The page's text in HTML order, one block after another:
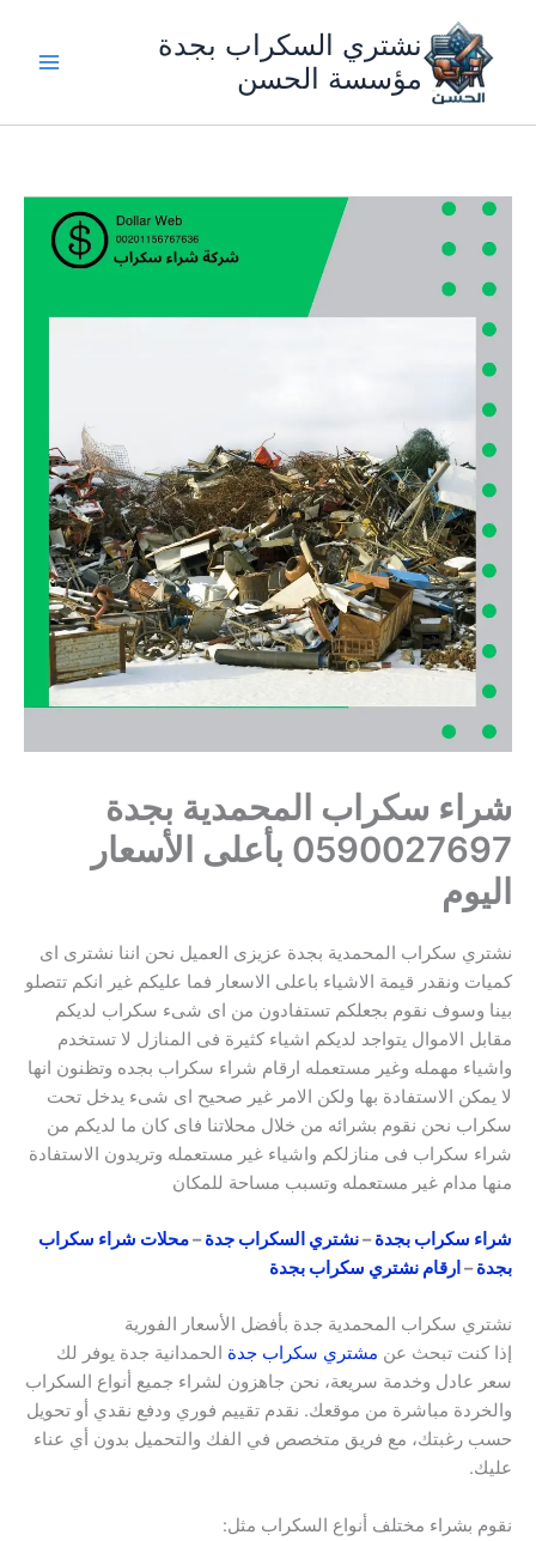
المحتوى
نشتري السكراب بجدة
مؤسسة الحسن
شراء سكراب المحمدية بجدة
0590027697 بأعلى الأسعار
اليوم
نشتري سكراب المحمدية بجدة عزيزى العميل نحن اننا نشترى اى
كميات ونقدر قيمة الاشياء باعلى الاسعار فما عليكم غير انكم تتصلو
بينا وسوف نقوم بجعلكم تستفادون من اى شىء سكراب لديكم
مقابل الاموال يتواجد لديكم اشياء كثيرة فى المنازل لا تستخدم
واشياء مهمله وغير مستعمله ارقام شراء سكراب بجده وتظنون انها
لا يمكن الاستفادة بها ولكن الامر غير صحيح اى شىء يدخل تحت
سكراب نحن نقوم بشرائه من خلال محلاتنا فاى كان ما لديكم من
شراء سكراب فى منازلكم واشياء غير مستعمله وتريدون الاستفادة
منها مدام غير مستعمله وتسبب مساحة للمكان
شراء سكراب بجدة–نشتري السكراب جدة–محلات شراء سكراب
بجدة– ارقام نشتري سكراب بجدة
نشتري سكراب المحمدية جدة بأفضل الأسعار الفورية
إذا كنت تبحث عن مشتري سكراب جدة الحمدانية جدة يوفر لك
سعر عادل وخدمة سريعة، نحن جاهزون لشراء جميع أنواع السكراب
والخردة مباشرة من موقعك. نقدم تقييم فوري ودفع نقدي أو تحويل
حسب رغبتك، مع فريق متخصص في الفك والتحميل بدون أي عناء
عليك.
نقوم بشراء مختلف أنواع السكراب مثل: